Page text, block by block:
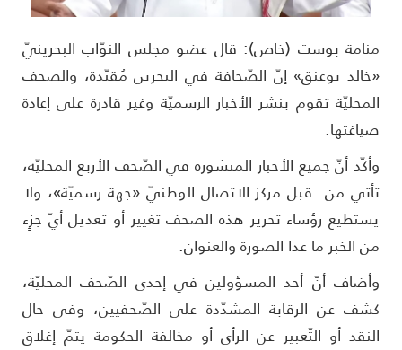
بوست (خاص): قال عضو مجلس النوّاب البحرينيّ
بوعنق» إنّ الصّحافة في البحرين مُقيّدة، والصحف
تقوم بنشر الأخبار الرسميّة وغير قادرة على إعادة
أنّ جميع الأخبار المنشورة في الصّحف الأربع المحليّة،
من قبل مركز الاتصال الوطنيّ «جهة رسميّة»، ولا
رؤساء تحرير هذه الصحف تغيير أو تعديل أيّ جزٍء
الخبر ما عدا الصورة والعنوان.
أنّ أحد المسؤولين في إحدى الصّحف المحليّة،
عن الرقابة المشدّدة على الصّحفيين، وفي حال
أو التّعبير عن الرأي أو مخالفة الحكومة يتمّ إغلاق